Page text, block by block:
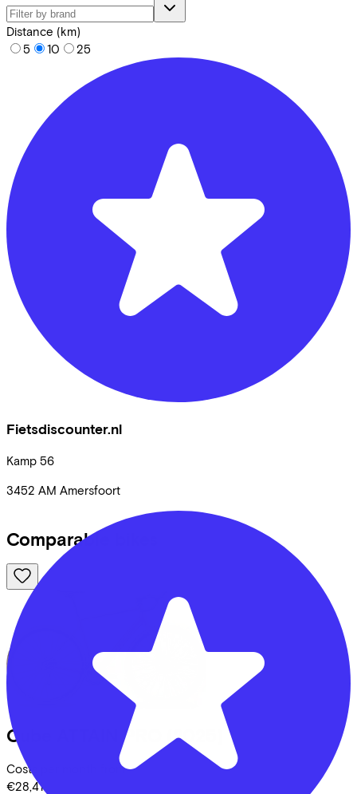
Distance (km)
5
10 25
Fietsdiscounter.nl
Kamp 56
3452 AM Amersfoort
Comparable bikes
Cube ATTAIN PRO (2025)
Costs per month from
€28,41